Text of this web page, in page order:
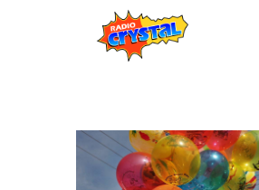
Estaciones
Eventos